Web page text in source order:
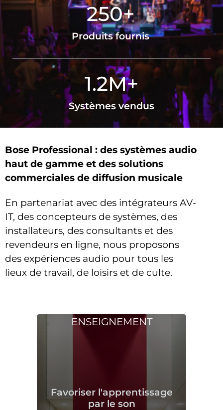
Produits fournis
250+
Systèmes vendus
1.2M+
Bose Professional : des systèmes audio
haut de gamme et des solutions
commerciales de diffusion musicale
En partenariat avec des intégrateurs AV-
IT, des concepteurs de systèmes, des
installateurs, des consultants et des
revendeurs en ligne, nous proposons
des expériences audio pour tous les
lieux de travail, de loisirs et de culte.
ENSEIGNEMENT
Favoriser l'apprentissage
par le son